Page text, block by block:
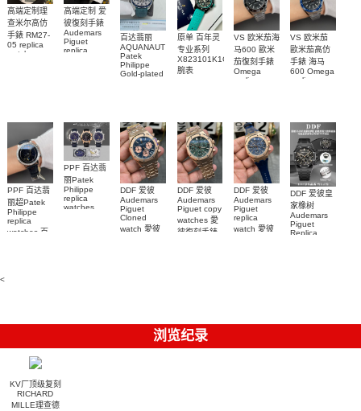
高端定制理
查米尔高仿
手錶 RM27-
05 replica
watch
高端定制 爱
彼復刻手錶
Audemars
Piguet
replica
26579CB.OO.1225CB.01
百达翡丽
AQUANAUT
Patek
Philippe
Gold-plated
001包金真
钻 腕表
原单 百年灵
专业系列
X823101K1C1S1
腕表
VS 欧米茄海
马600 歐米
茄復刻手錶
Omega
replica
VS 欧米茄
歐米茄高仿
手錶 海马
600 Omega
replica
PPF 百达翡
丽超Patek
Philippe
replica
watches 百
PPF 百达翡
丽Patek
Philippe
replica
watches
DDF 爱彼
Audemars
Piguet
Cloned
watch 愛彼
DDF 爱彼
Audemars
Piguet copy
watches 愛
彼復刻手錶
DDF 爱彼
Audemars
Piguet
replica
watch 愛彼
DDF 爱彼皇
家橡树
Audemars
Piguet
Replica
<
浏览纪录
KV厂顶级复刻
RICHARD
MILLE理查德